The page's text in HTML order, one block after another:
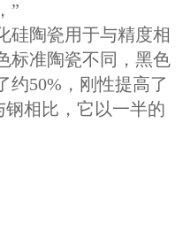
”
陶瓷用于与精度相
标准陶瓷不同，黑色
约50%，刚性提高了
钢相比，它以一半的